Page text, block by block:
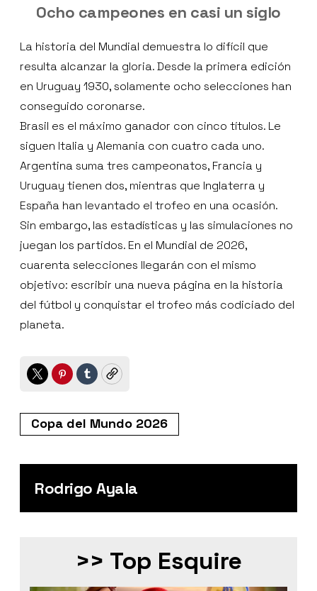
Ocho campeones en casi un siglo
La historia del Mundial demuestra lo difícil que
resulta alcanzar la gloria. Desde la primera edición
en Uruguay 1930, solamente ocho selecciones han
conseguido coronarse.
Brasil es el máximo ganador con cinco títulos. Le
siguen Italia y Alemania con cuatro cada uno.
Argentina suma tres campeonatos, Francia y
Uruguay tienen dos, mientras que Inglaterra y
España han levantado el trofeo en una ocasión.
Sin embargo, las estadísticas y las simulaciones no
juegan los partidos. En el Mundial de 2026,
cuarenta selecciones llegarán con el mismo
objetivo: escribir una nueva página en la historia
del fútbol y conquistar el trofeo más codiciado del
planeta.
TwitterPinterest
TumblrCopy
Copa del Mundo 2026
Rodrigo Ayala
>> Top Esquire